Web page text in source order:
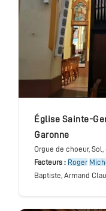
église Sainte-
Garonne
Orgue de choeur, Sol ,
Facteurs : Roger
Baptiste, Armand